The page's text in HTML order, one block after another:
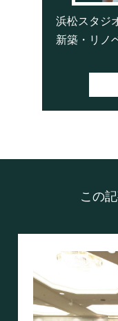
浜松スタジ
新築・リノ
この